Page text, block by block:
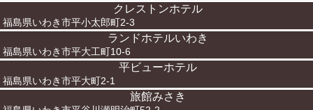
クレストンホテル
福島県いわき市平小太郎町2-3
ランドホテルいわき
福島県いわき市平大工町10-6
平ビューホテル
福島県いわき市平大町2-1
旅館みさき